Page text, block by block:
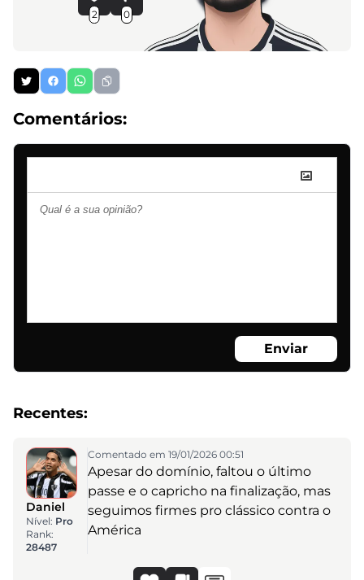
2 0
Comentários:
Enviar
Recentes:
Daniel
Nível: Pro
Rank:
28487
Comentado em 19/01/2026 00:51
Apesar do domínio, faltou o último
passe e o capricho na finalização, mas
seguimos firmes pro clássico contra o
América